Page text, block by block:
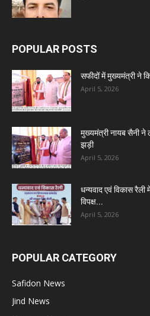
POPULAR POSTS
सफीदों में मुख्यमंत्री ने
April 5, 2026
मुख्यमंत्री नायब सैनी ने
झड़ी
April 5, 2026
धन्यवाद एवं विकास रैली
विपक्ष...
April 5, 2026
POPULAR CATEGORY
Safidon News
Jind News